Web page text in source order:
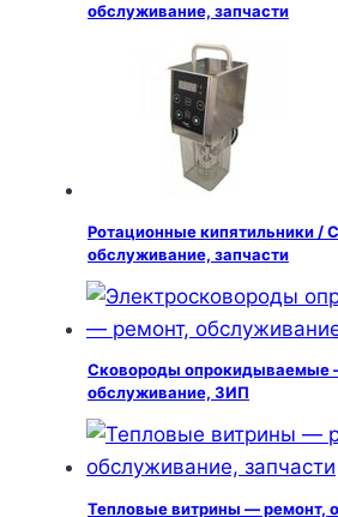
обслуживание, запчасти
Ротационные кипятильники /
обслуживание, запчасти
Сковороды опрокидываемые
обслуживание, ЗИП
Тепловые витрины — ремонт,